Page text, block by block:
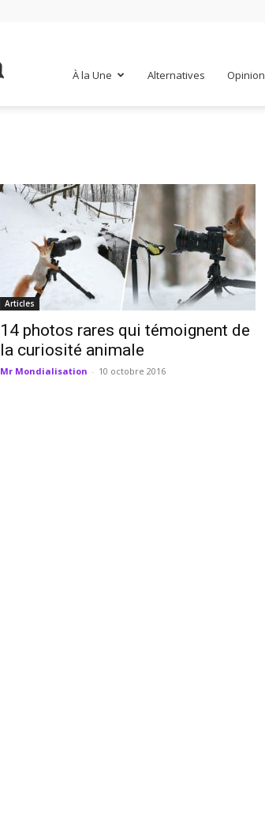
À la Une Alternatives Opinion
Articles
14 photos rares qui témoignent de
la curiosité animale
Mr Mondialisation - 10 octobre 2016